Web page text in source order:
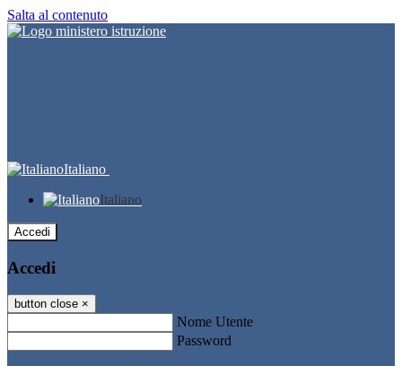
Salta al contenuto
Italiano
Italiano
Accedi
Accedi
button close ×
Nome Utente
Password